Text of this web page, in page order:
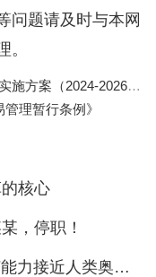
问题请及时与本网
案（2024-2026年）》
理暂行条例》
核心
，停职！
谷歌研究登《自然》：AI几何能力接近人类奥数金牌选手